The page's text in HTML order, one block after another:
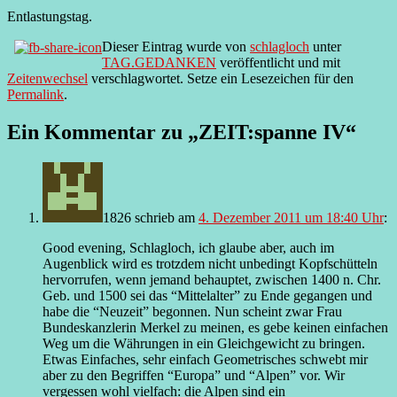
Entlastungstag.
Dieser Eintrag wurde von schlagloch unter
TAG.GEDANKEN veröffentlicht und mit
Zeitenwechsel verschlagwortet. Setze ein Lesezeichen für den
Permalink.
Ein Kommentar zu „ZEIT:spanne IV“
1826 schrieb am 4. Dezember 2011 um 18:40 Uhr:
Good evening, Schlagloch, ich glaube aber, auch im
Augenblick wird es trotzdem nicht unbedingt Kopfschütteln
hervorrufen, wenn jemand behauptet, zwischen 1400 n. Chr.
Geb. und 1500 sei das “Mittelalter” zu Ende gegangen und
habe die “Neuzeit” begonnen. Nun scheint zwar Frau
Bundeskanzlerin Merkel zu meinen, es gebe keinen einfachen
Weg um die Währungen in ein Gleichgewicht zu bringen.
Etwas Einfaches, sehr einfach Geometrisches schwebt mir
aber zu den Begriffen “Europa” und “Alpen” vor. Wir
vergessen wohl vielfach: die Alpen sind ein